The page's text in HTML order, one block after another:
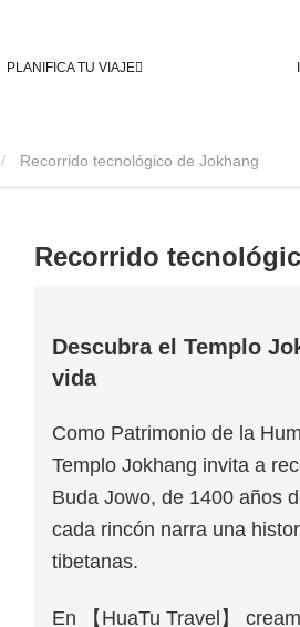
PLANIFICA TU VIAJE
Recorrido tecnológico de Jokhang
Recorrido
Descubra el Templo
vida
Como Patrimonio de la
Templo Jokhang invita a
Buda Jowo, de 1400 años
cada rincón narra una
tibetanas.
En 【HuaTu Travel】